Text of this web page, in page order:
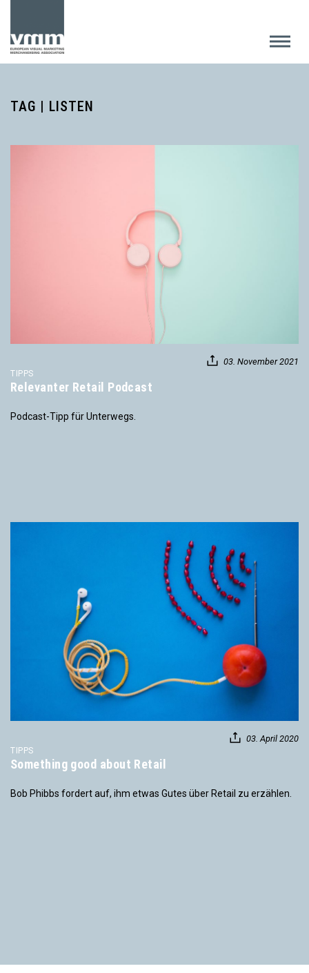
TAG | LISTEN
03. November 2021
TIPPS
Relevanter Retail Podcast
Podcast-Tipp für Unterwegs.
03. April 2020
TIPPS
Something good about Retail
Bob Phibbs fordert auf, ihm etwas Gutes über Retail zu erzählen.